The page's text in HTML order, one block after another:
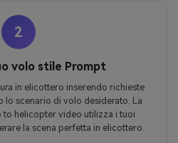
2
volo stile Prompt
in elicottero inserendo richieste
lo scenario di volo desiderato. La
helicopter video utilizza i tuoi
la scena perfetta in elicottero.